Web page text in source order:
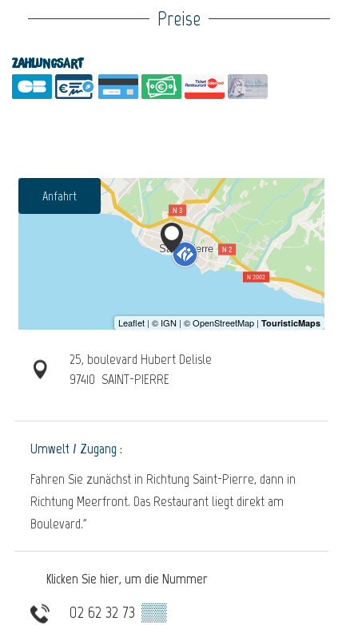
Preise
Zahlungsart
Anfahrt
25, boulevard Hubert Delisle
97410 SAINT-PIERRE
Umwelt / Zugang :
Fahren Sie zunächst in Richtung Saint-Pierre, dann in
Richtung Meerfront. Das Restaurant liegt direkt am
Boulevard."
Klicken Sie hier, um die Nummer
02 62 32 73 ▒▒